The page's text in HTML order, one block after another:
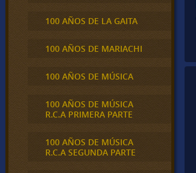
100 AÑOS DE LA GAITA
100 AÑOS DE MARIACHI
100 AÑOS DE MÚSICA
100 AÑOS DE MÚSICA
R.C.A PRIMERA PARTE
100 AÑOS DE MÚSICA
R.C.A SEGUNDA PARTE